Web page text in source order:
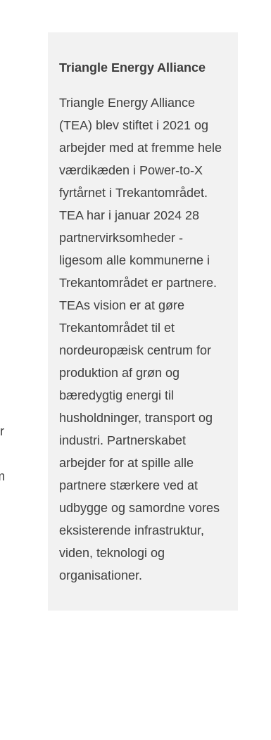
Triangle Energy Alliance
Triangle Energy Alliance
(TEA) blev stiftet i 2021 og
arbejder med at fremme hele
værdikæden i Power-to-X
fyrtårnet i Trekantområdet.
TEA har i januar 2024 28
partnervirksomheder -
ligesom alle kommunerne i
Trekantområdet er partnere.
TEAs vision er at gøre
Trekantområdet til et
nordeuropæisk centrum for
produktion af grøn og
bæredygtig energi til
husholdninger, transport og
industri. Partnerskabet
arbejder for at spille alle
partnere stærkere ved at
udbygge og samordne vores
eksisterende infrastruktur,
viden, teknologi og
organisationer.